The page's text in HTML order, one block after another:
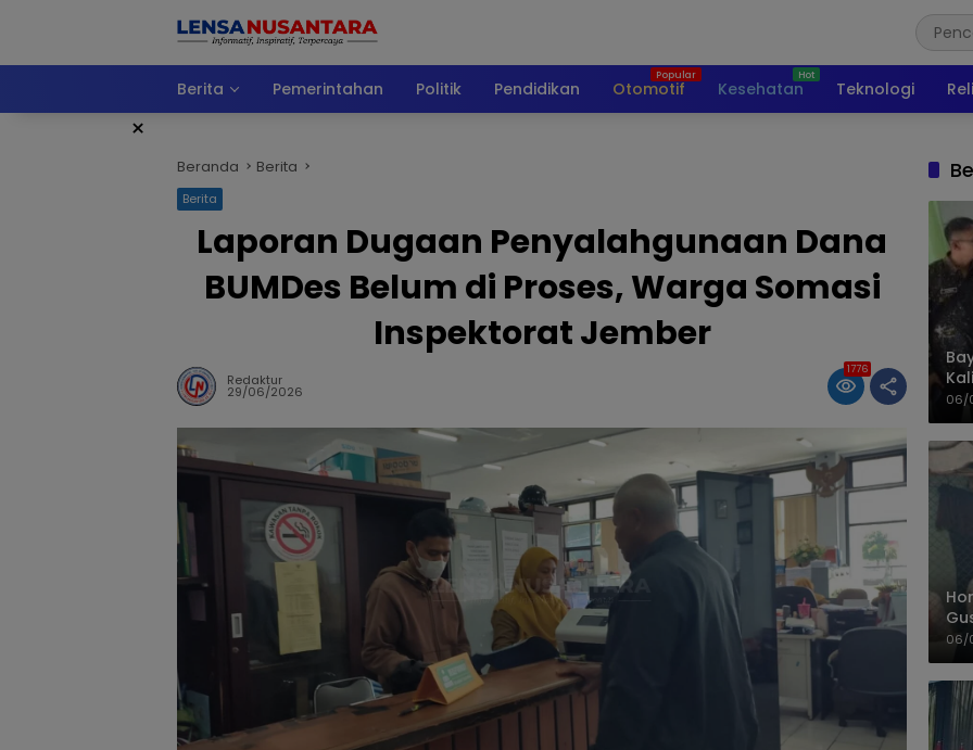
Berita
Pemerintahan Politik Pendidikan Otomotif Kesehatan Teknologi
×
Beranda Berita
Berita
Laporan Dugaan Penyalahgunaan Dana
BUMDes Belum di Proses, Warga Somasi
Inspektorat Jember
Redaktur
29/06/2026
1776
06/
06/